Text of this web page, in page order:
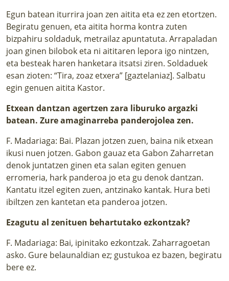
Egun batean iturrira joan zen aitita eta ez zen etortzen.
Begiratu genuen, eta aitita horma kontra zuten
bizpahiru soldaduk, metrailaz apuntatuta. Arrapaladan
joan ginen bilobok eta ni aititaren lepora igo nintzen,
eta besteak haren hanketara itsatsi ziren. Soldaduek
esan zioten: “Tira, zoaz etxera” [gaztelaniaz]. Salbatu
egin genuen aitita Kastor.
Etxean dantzan agertzen zara liburuko argazki
batean. Zure amaginarreba panderojolea zen.
F. Madariaga: Bai. Plazan jotzen zuen, baina nik etxean
ikusi nuen jotzen. Gabon gauaz eta Gabon Zaharretan
denok juntatzen ginen eta salan egiten genuen
erromeria, hark panderoa jo eta gu denok dantzan.
Kantatu itzel egiten zuen, antzinako kantak. Hura beti
ibiltzen zen kantetan eta panderoa jotzen.
Ezagutu al zenituen behartutako ezkontzak?
F. Madariaga: Bai, ipinitako ezkontzak. Zaharragoetan
asko. Gure belaunaldian ez; gustukoa ez bazen, begiratu
bere ez.